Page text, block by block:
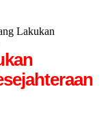
Lakukan